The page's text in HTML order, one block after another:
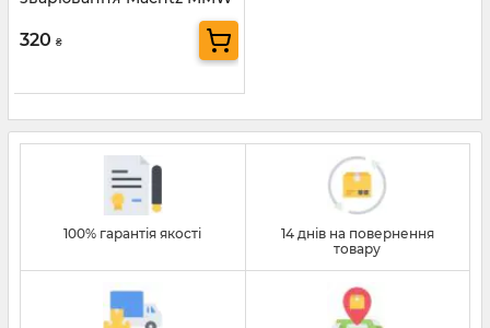
320 ₴
100% гарантія якості
14 днів на повернення
товару